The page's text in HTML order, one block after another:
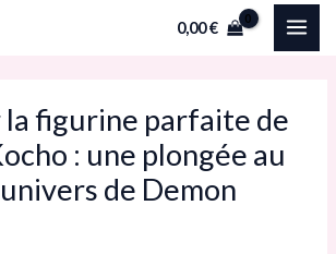
0,00€
figurine parfaite de
: une plongée au
de Demon